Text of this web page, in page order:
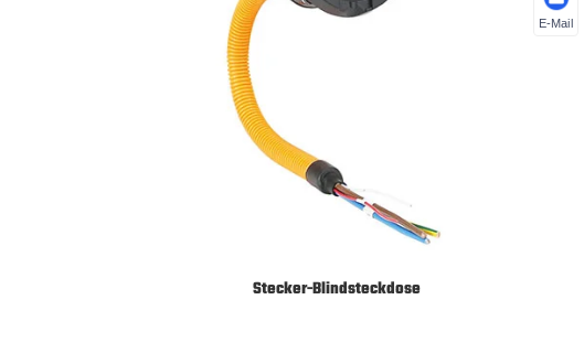
Stecker-Blindsteckdose
E-Mail